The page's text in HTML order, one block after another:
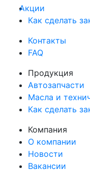
Акции
Как сделать
Контакты
FAQ
Продукция
Автозапчасти
Масла и
Как сделать
Компания
О компании
Новости
Вакансии